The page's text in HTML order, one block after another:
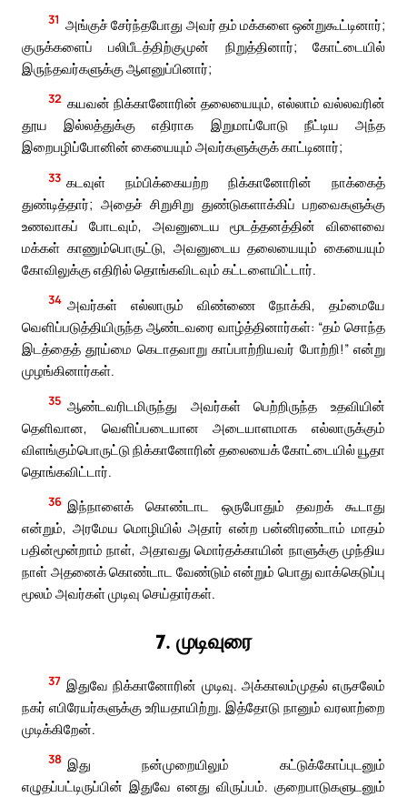
31 அங்குச் சேர்ந்தபோது அவர் தம் மக்களை ஒன்றுகூட்டினார்;
குருக்களைப் பலிபீடத்திற்குமுன் நிறுத்தினார்; கோட்டையில்
இருந்தவர்களுக்கு ஆளனுப்பினார்;
32 கயவன் நிக்கானோரின் தலையையும், எல்லாம் வல்லவரின்
தூய இல்லத்துக்கு எதிராக இறுமாப்போடு நீட்டிய அந்த
இறைபழிப்போனின் கையையும் அவர்களுக்குக் காட்டினார்;
33 கடவுள் நம்பிக்கையற்ற நிக்கானோரின் நாக்கைத்
துண்டித்தார்; அதைச் சிறுசிறு துண்டுகளாக்கிப் பறவைகளுக்கு
உணவாகப் போடவும், அவனுடைய மூடத்தனத்தின் விளைவை
மக்கள் காணும்பொருட்டு, அவனுடைய தலையையும் கையையும்
கோவிலுக்கு எதிரில் தொங்கவிடவும் கட்டளையிட்டார்.
34 அவர்கள் எல்லாரும் விண்ணை நோக்கி, தம்மையே
வெளிப்படுத்தியிருந்த ஆண்டவரை வாழ்த்தினார்கள்: “தம் சொந்த
இடத்தைத் தூய்மை கெடாதவாறு காப்பாற்றியவர் போற்றி!” என்று
முழங்கினார்கள்.
35 ஆண்டவரிடமிருந்து அவர்கள் பெற்றிருந்த உதவியின்
தெளிவான, வெளிப்படையான அடையாளமாக எல்லாருக்கும்
விளங்கும்பொருட்டு நிக்கானோரின் தலையைக் கோட்டையில் யூதா
தொங்கவிட்டார்.
36 இந்நாளைக் கொண்டாட ஒருபோதும் தவறக் கூடாது
என்றும், அரமேய மொழியில் அதார் என்ற பன்னிரண்டாம் மாதம்
பதின்மூன்றாம் நாள், அதாவது மொர்தக்காயின் நாளுக்கு முந்திய
நாள் அதனைக் கொண்டாட வேண்டும் என்றும் பொது வாக்கெடுப்பு
மூலம் அவர்கள் முடிவு செய்தார்கள்.
7. முடிவுரை
37 இதுவே நிக்கானோரின் முடிவு. அக்காலம்முதல் எருசலேம்
நகர் எபிரேயர்களுக்கு உரியதாயிற்று. இத்தோடு நானும் வரலாற்றை
முடிக்கிறேன்.
38 இது நன்முறையிலும் கட்டுக்கோப்புடனும்
எழுதப்பட்டிருப்பின் இதுவே எனது விருப்பம். குறைபாடுகளுடனும்